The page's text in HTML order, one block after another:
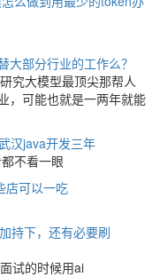
大部分行业的工作么？
究大模型最顶尖那帮人
，可能也就是一两年就能
汉java开发三年
不看一眼
店可以一吃
持下，还有必要刷
试的时候用ai